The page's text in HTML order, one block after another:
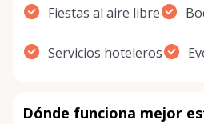
Fiestas al aire libre
Servicios hoteleros
Dónde funciona mejor